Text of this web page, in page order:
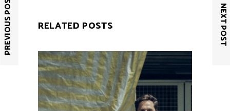
PREVIOUS POST NEXT POST
RELATED POSTS